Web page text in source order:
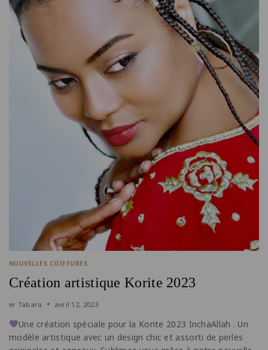
NOUVELLES COIFFURES
Création artistique Korite 2023
er Tabara avril 12, 2023
Une création spéciale pour la Korite 2023 InchaAllah . Un
modèle artistique avec un design chic et assorti de perles